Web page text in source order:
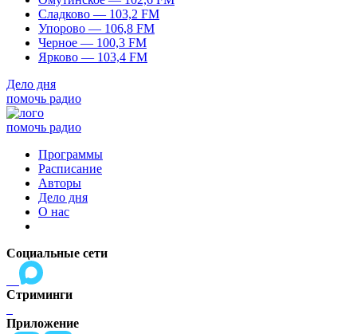
Сладково — 103,2 FM
Упорово — 106,8 FM
Черное — 100,3 FM
Ярково — 103,4 FM
Дело дня
помочь радио
помочь радио
Программы
Расписание
Авторы
Дело дня
О нас
Социальные сети
Стриминги
Приложение